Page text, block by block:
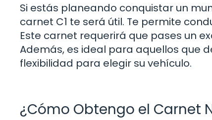
Si estás planeando conquistar un
carnet C1 te será útil. Te permite
Este carnet requerirá que pases un
Además, es ideal para aquellos que
flexibilidad para elegir su vehículo.
¿Cómo Obtengo el Carnet